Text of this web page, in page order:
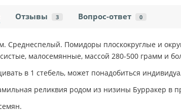
Отзывы 3 Вопрос-ответ 0
Среднеспелый. Помидоры плоскокруглые и
малосемянные, массой 280-500 грамм и
в 1 стебель, может понадобиться
реликвия родом из низины Бурракер в